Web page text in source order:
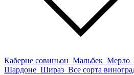
Каберне совиньон Мальбек Мерло
Шардоне Шираз Все сорта